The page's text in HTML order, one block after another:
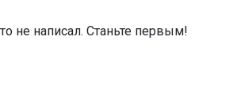
не написал. Станьте первым!